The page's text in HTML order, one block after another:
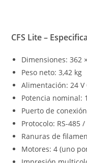
CFS Lite –
Dimensiones: 362
Peso neto: 3,42 kg
Alimentación: 24 V
Potencia nominal:
Puerto de
Protocolo: RS-485 /
Ranuras de
Motores: 4 (uno